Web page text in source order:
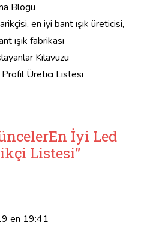
Blogu
, en iyi bant ışık üreticisi,
ışık fabrikası
Kılavuzu
Üretici Listesi
İyi Led
Listesi”
en 19:41